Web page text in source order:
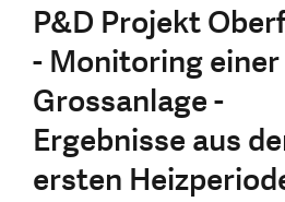
P&D Projekt
- Monitoring einer
Grossanlage -
Ergebnisse aus
ersten